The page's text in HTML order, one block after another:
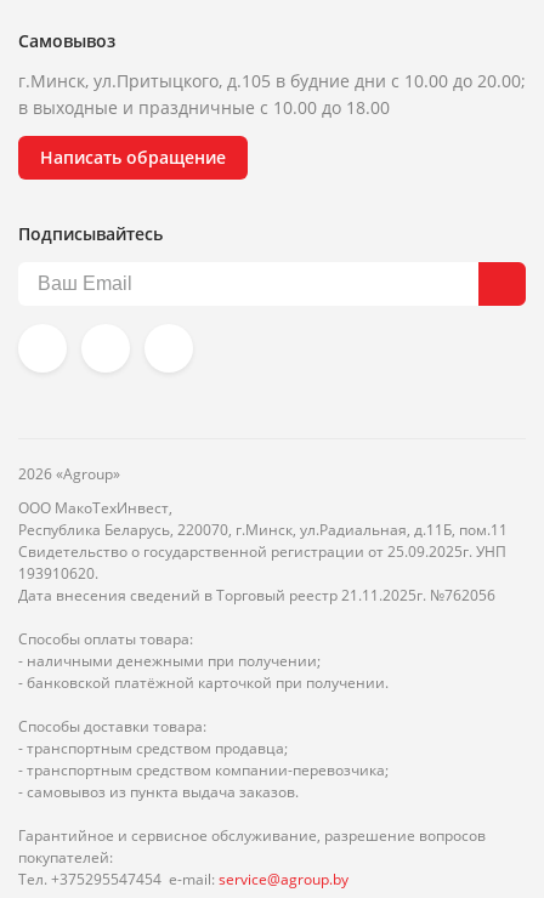
Самовывоз
г.Минск, ул.Притыцкого, д.105 в будние дни с 10.00 до 20.00;
в выходные и праздничные с 10.00 до 18.00
Написать обращение
Подписывайтесь
2026 «Agroup»
ООО МакоТехИнвест,
Республика Беларусь, 220070, г.Минск, ул.Радиальная, д.11Б, пом.11
Свидетельство о государственной регистрации от 25.09.2025г. УНП
193910620.
Дата внесения сведений в Торговый реестр 21.11.2025г. №762056
Способы оплаты товара:
- наличными денежными при получении;
- банковской платёжной карточкой при получении.
Способы доставки товара:
- транспортным средством продавца;
- транспортным средством компании-перевозчика;
- самовывоз из пункта выдача заказов.
Гарантийное и сервисное обслуживание, разрешение вопросов
покупателей:
Тел. +375295547454 e-mail: service@agroup.by